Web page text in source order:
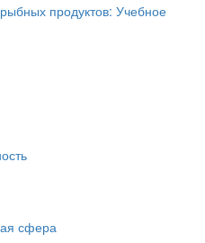
продуктов: Учебное
сфера